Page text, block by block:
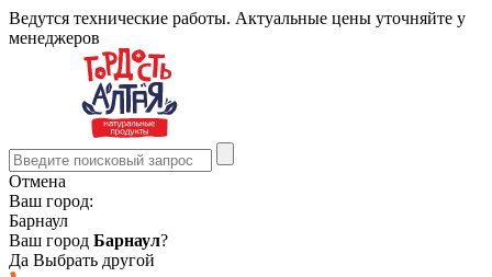
Ведутся технические работы. Актуальные цены уточняйте у
менеджеров
Отмена
Ваш город:
Барнаул
Ваш город Барнаул?
Да Выбрать другой